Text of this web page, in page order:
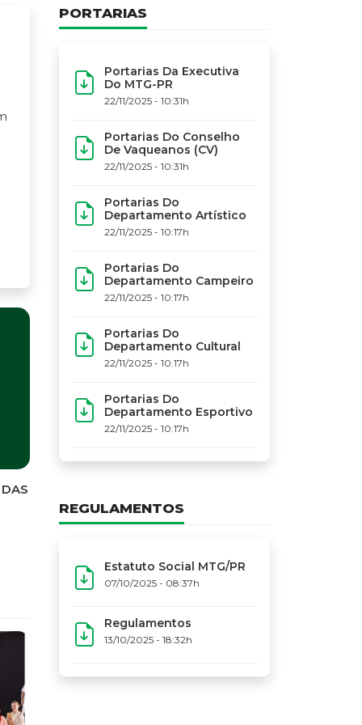
PORTARIAS
Portarias Da Executiva
Do MTG-PR
22/11/2025 - 10:31h
Portarias Do Conselho
De Vaqueanos (CV)
22/11/2025 - 10:31h
Portarias Do
Departamento Artístico
22/11/2025 - 10:17h
Portarias Do
Departamento Campeiro
22/11/2025 - 10:17h
Portarias Do
Departamento Cultural
22/11/2025 - 10:17h
Portarias Do
Departamento Esportivo
22/11/2025 - 10:17h
REGULAMENTOS
Estatuto Social MTG/PR
07/10/2025 - 08:37h
Regulamentos
13/10/2025 - 18:32h